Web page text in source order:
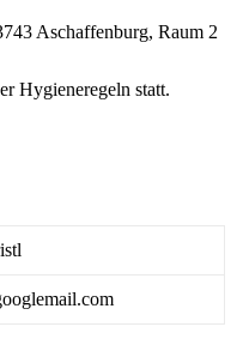
Aschaffenburg, Raum 2
Hygieneregeln statt.